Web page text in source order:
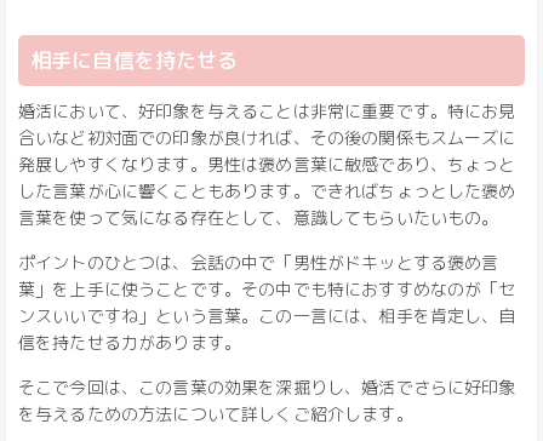
相手に自信を持たせる
婚活において、好印象を与えることは非常に重要です。特にお見
合いなど初対面での印象が良ければ、その後の関係もスムーズに
発展しやすくなります。男性は褒め言葉に敏感であり、ちょっと
した言葉が心に響くこともあります。できればちょっとした褒め
言葉を使って気になる存在として、意識してもらいたいもの。
ポイントのひとつは、会話の中で「男性がドキッとする褒め言
葉」を上手に使うことです。その中でも特におすすめなのが「セ
ンスいいですね」という言葉。この一言には、相手を肯定し、自
信を持たせる力があります。
そこで今回は、この言葉の効果を深掘りし、婚活でさらに好印象
を与えるための方法について詳しくご紹介します。